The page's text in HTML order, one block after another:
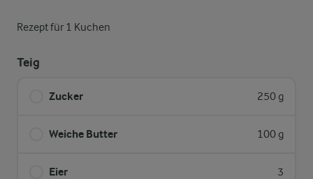
Rezept für 1 Kuchen
Teig
Zucker 250 g
Weiche Butter 100 g
Eier 3